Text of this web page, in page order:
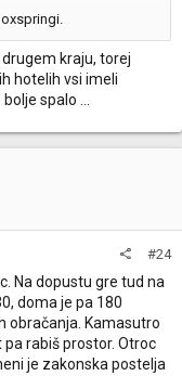
kraju, torej
hotelih vsi imeli
spalo ...
#24
Na dopustu gre tud na
doma je pa 180
obračanja. Kamasutro
rabiš prostor. Otroc
je zakonska postelja